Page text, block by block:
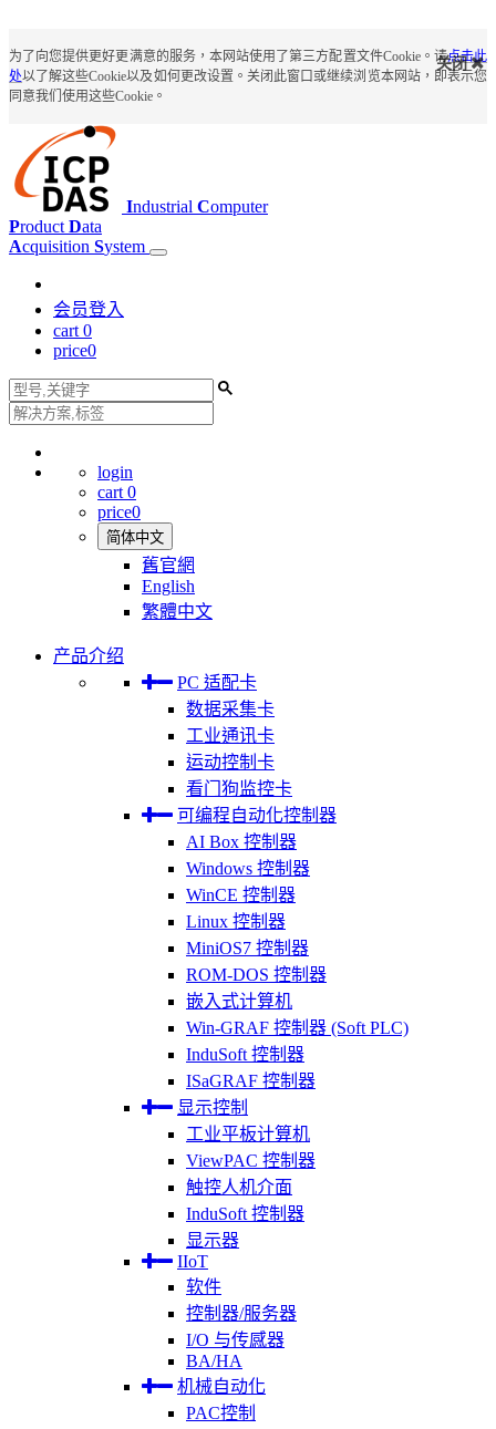
为了向您提供更好更满意的服务，本网站使用了第三方配置文件Cookie。请点击此
处以了解这些Cookie以及如何更改设置。关闭此窗口或继续浏览本网站，即表示您
同意我们使用这些Cookie。
关闭
Industrial Computer
Product Data
Acquisition System
会员登入
cart 0
price0
login
cart 0
price0
简体中文
舊官網
English
繁體中文
产品介绍
PC 适配卡
数据采集卡
工业通讯卡
运动控制卡
看门狗监控卡
可编程自动化控制器
AI Box 控制器
Windows 控制器
WinCE 控制器
Linux 控制器
MiniOS7 控制器
ROM-DOS 控制器
嵌入式计算机
Win-GRAF 控制器 (Soft PLC)
InduSoft 控制器
ISaGRAF 控制器
显示控制
工业平板计算机
ViewPAC 控制器
触控人机介面
InduSoft 控制器
显示器
IIoT
软件
控制器/服务器
I/O 与传感器
BA/HA
机械自动化
PAC控制